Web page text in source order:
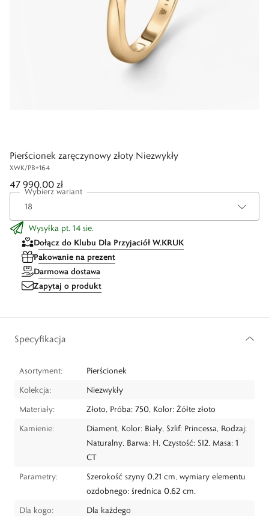
Pierścionek zaręczynowy złoty Niezwykły
XWK/PB+164
47 990,00 zł
Wybierz wariant
Wysyłka pt. 14 sie.
Dołącz do Klubu Dla Przyjaciół W.KRUK
Pakowanie na prezent
Darmowa dostawa
Zapytaj o produkt
Specyfikacja
Asortyment:
Pierścionek
Kolekcja:
Niezwykły
Materiały:
Złoto, Próba: 750, Kolor: Żółte złoto
Kamienie:
Diament, Kolor: Biały, Szlif: Princessa, Rodzaj:
Naturalny, Barwa: H, Czystość: SI2, Masa: 1
CT
Parametry:
Szerokość szyny 0,21 cm, wymiary elementu
ozdobnego: średnica 0,62 cm.
Dla kogo:
Dla każdego